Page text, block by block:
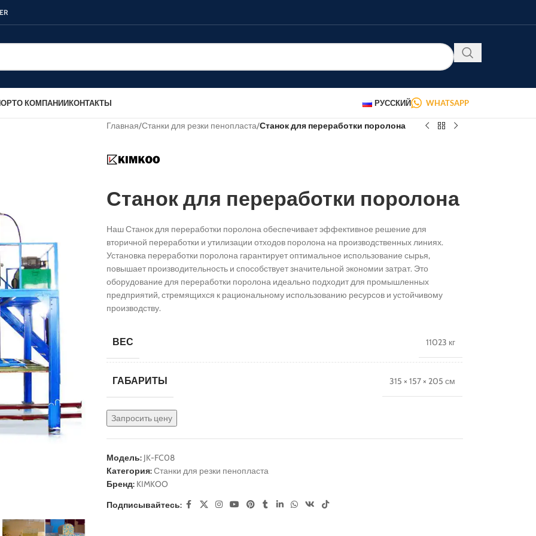
О КОМПАНИИКОНТАКТЫ РУССКИЙ WHATSAPP
Станки для производства независимых
пружинных блоков
Станок для производства
независимых пружинных блоков –
130 пружин/мин
Главная/Станки для резки пенопласта/Станок для переработки поролона
Станок для переработки поролона
Наш Станок для переработки поролона обеспечивает эффективное решение для
вторичной переработки и утилизации отходов поролона на производственных линиях.
Установка переработки поролона гарантирует оптимальное использование сырья,
повышает производительность и способствует значительной экономии затрат. Это
оборудование для переработки поролона идеально подходит для промышленных
предприятий, стремящихся к рациональному использованию ресурсов и устойчивому
производству.
ВЕС 11023 кг
ГАБАРИТЫ 315 × 157 × 205 см
Запросить цену
Модель: JK-FC08
Категория:Станки для резки пенопласта
Бренд: KIMKOO
Подписывайтесь: